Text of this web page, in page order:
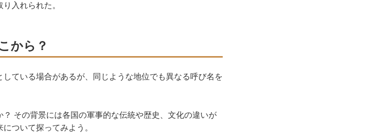
入れられた。
から？
ている場合があるが、同じような地位でも異なる呼び名を
その背景には各国の軍事的な伝統や歴史、文化の違いが
ついて探ってみよう。